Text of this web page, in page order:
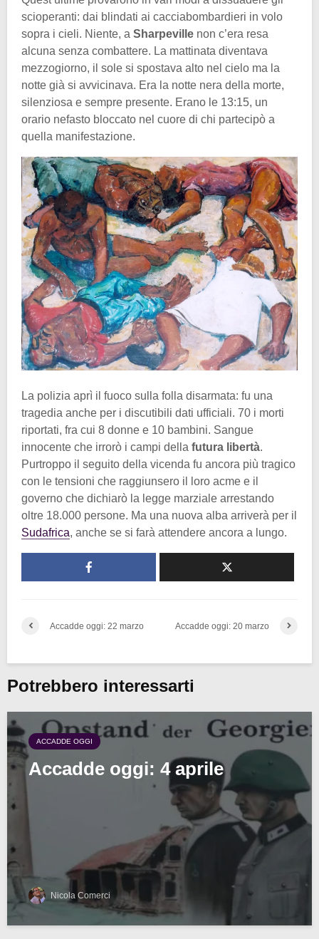
scioperanti: dai blindati ai cacciabombardieri in volo
sopra i cieli. Niente, a Sharpeville non c’era resa
alcuna senza combattere. La mattinata diventava
mezzogiorno, il sole si spostava alto nel cielo ma la
notte già si avvicinava. Era la notte nera della morte,
silenziosa e sempre presente. Erano le 13:15, un
orario nefasto bloccato nel cuore di chi partecipò a
quella manifestazione.
La polizia aprì il fuoco sulla folla disarmata: fu una
tragedia anche per i discutibili dati ufficiali. 70 i morti
riportati, fra cui 8 donne e 10 bambini. Sangue
innocente che irrorò i campi della futura libertà.
Purtroppo il seguito della vicenda fu ancora più tragico
con le tensioni che raggiunsero il loro acme e il
governo che dichiarò la legge marziale arrestando
oltre 18.000 persone. Ma una nuova alba arriverà per il
Sudafrica, anche se si farà attendere ancora a lungo.
Accadde oggi: 22 marzo Accadde oggi: 20 marzo
Potrebbero interessarti
ACCADDE OGGI
Accadde oggi: 4 aprile
Nicola Comerci